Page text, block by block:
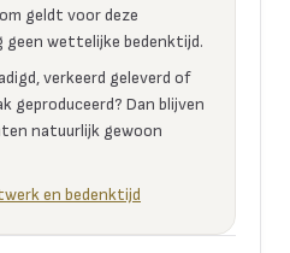
geldt voor deze
wettelijke bedenktijd.
verkeerd geleverd of
geproduceerd? Dan blijven
natuurlijk gewoon
en bedenktijd